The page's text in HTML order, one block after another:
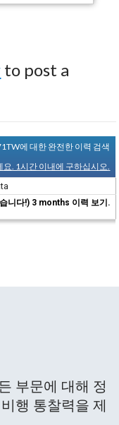
to post a
에 대한 완전한 이력 검색
. 1시간 이내에 구하십시오.
니다!) 3 months 이력 보기.
부문에 대해 정
행 통찰력을 제